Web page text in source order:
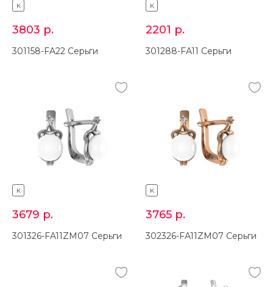
K
3803 р.
301158-FA22 Серьги
K
2201 р.
301288-FA11 Серьги
K
3679 р.
301326-FA11ZM07 Серьги
K
3765 р.
302326-FA11ZM07 Серьги